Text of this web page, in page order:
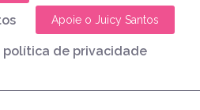
Apoie o Juicy Santos
política de privacidade